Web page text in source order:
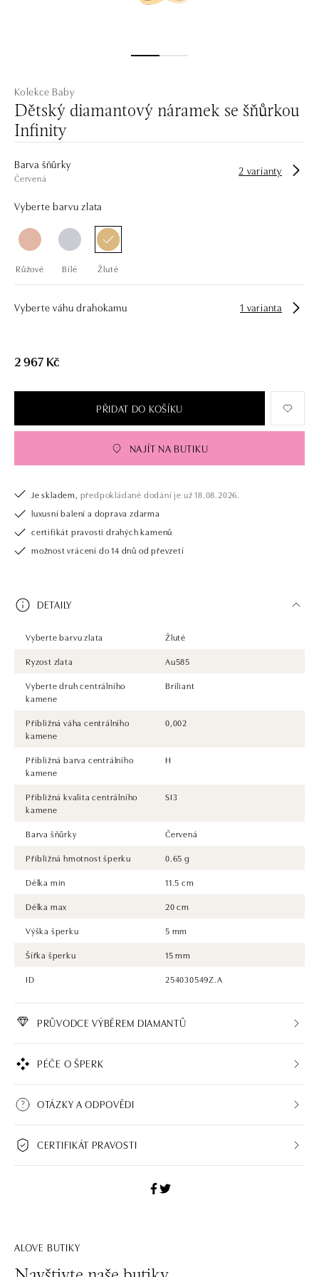
Kolekce Baby
Dětský diamantový náramek se šňůrkou
Infinity
Barva šňůrky
Červená
2 varianty
Vyberte barvu zlata
Růžové Bílé Žluté
Vyberte váhu drahokamu 1 varianta
2 967 Kč
PŘIDAT DO KOŠÍKU
NAJÍT NA BUTIKU
Je skladem, předpokládané dodání je už 18.08.2026.
luxusní balení a doprava zdarma
certifikát pravosti drahých kamenů
možnost vrácení do 14 dnů od převzetí
DETAILY
Vyberte barvu zlata
Žluté
Ryzost zlata
Au585
Vyberte druh centrálního
kamene
Briliant
Přibližná váha centrálního
kamene
0,002
Přibližná barva centrálního
kamene
H
Přibližná kvalita centrálního
kamene
SI3
Barva šňůrky
Červená
Přibližná hmotnost šperku
0.65 g
Délka min
11.5 cm
Délka max
20 cm
Výška šperku
5 mm
Šířka šperku
15 mm
ID
254030549Z.A
PRŮVODCE VÝBĚREM DIAMANTŮ
PÉČE O ŠPERK
OTÁZKY A ODPOVĚDI
CERTIFIKÁT PRAVOSTI
ALOVE BUTIKY